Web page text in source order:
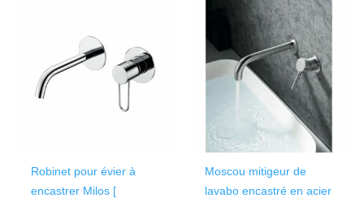
Robinet pour évier à
encastrer Milos [
Moscou mitigeur de
lavabo encastré en acier